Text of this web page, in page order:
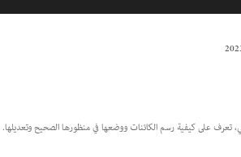
تعرف على كيفية رسم الكائنات ووضعها في منظورها الصحيح وتعديلها.